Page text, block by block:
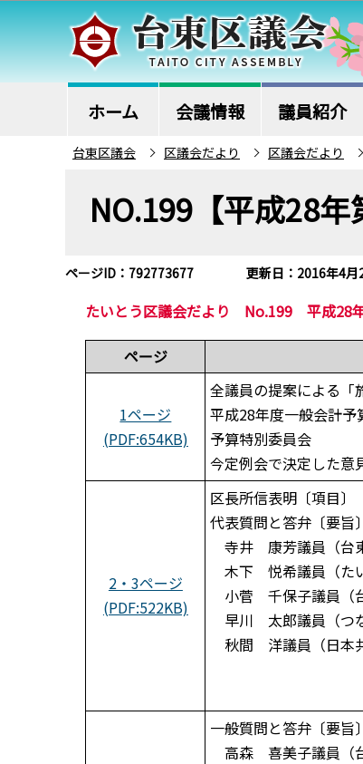
こ
の
ペ
ー
ホーム 会議情報 議員紹介
台東区議会 区議会だより 区議会だより
か
NO.199【平成28年
ページID：792773677 更新日：2016年4月
たいとう区議会だより No.199 平成28
ページ
1ページ
(PDF:654KB)
全議員の提案による「
平成28年度一般会計予
予算特別委員会
今定例会で決定した意
2・3ページ
(PDF:522KB)
区長所信表明〔項目〕
代表質問と答弁〔要旨〕
寺井 康芳議員（台
木下 悦希議員（た
小菅 千保子議員（
早川 太郎議員（つ
秋間 洋議員（日本
一般質問と答弁〔要旨〕
高森 喜美子議員（